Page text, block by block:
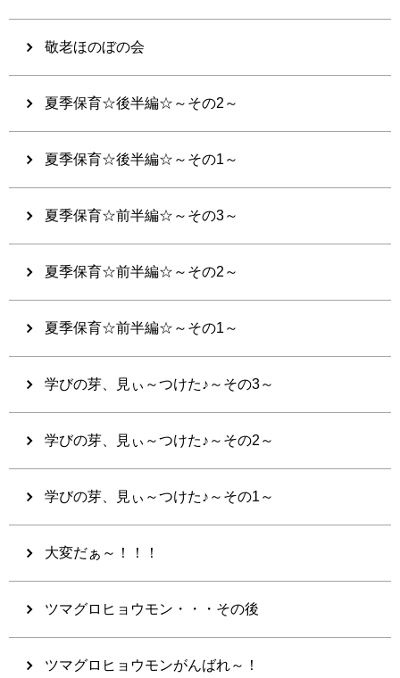
敬老ほのぼの会
夏季保育☆後半編☆～その2～
夏季保育☆後半編☆～その1～
夏季保育☆前半編☆～その3～
夏季保育☆前半編☆～その2～
夏季保育☆前半編☆～その1～
学びの芽、見ぃ～つけた♪～その3～
学びの芽、見ぃ～つけた♪～その2～
学びの芽、見ぃ～つけた♪～その1～
大変だぁ～！！！
ツマグロヒョウモン・・・その後
ツマグロヒョウモンがんばれ～！